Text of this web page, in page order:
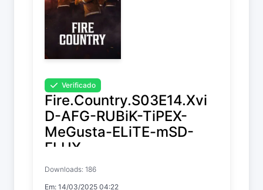
Verificado
Fire.Country.S03E14.Xvi
D-AFG-RUBiK-TiPEX-
MeGusta-ELiTE-mSD-
FLUX
Downloads: 186
Em: 14/03/2025 04:22